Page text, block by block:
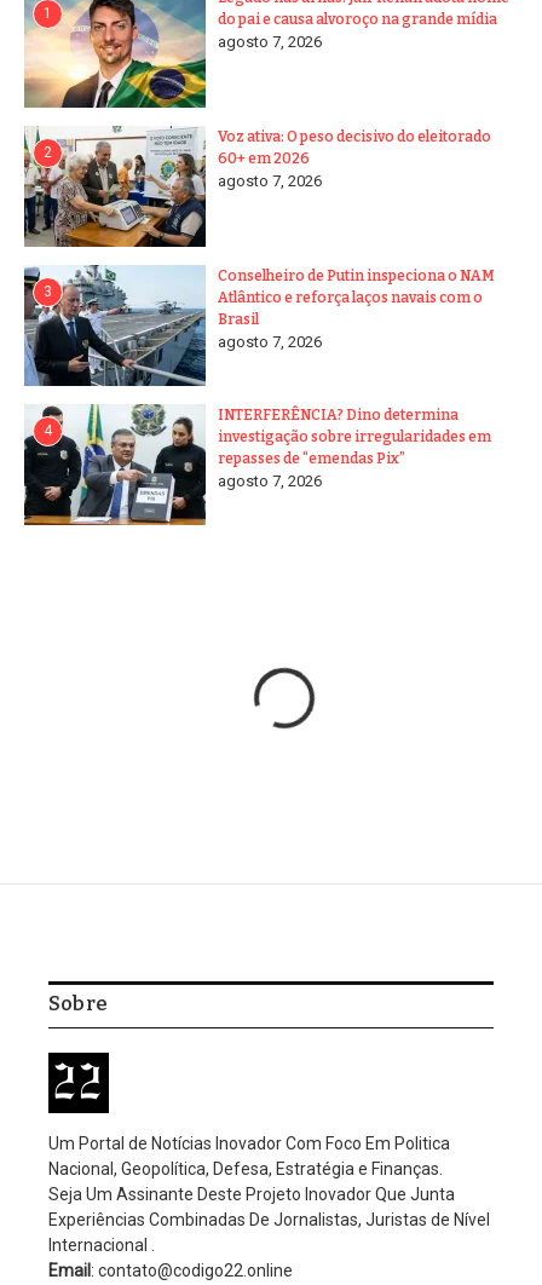
1
do pai e causa alvoroço na grande mídia
agosto 7, 2026
2
Voz ativa: O peso decisivo do eleitorado
60+ em 2026
agosto 7, 2026
3
Conselheiro de Putin inspeciona o NAM
Atlântico e reforça laços navais com o
Brasil
agosto 7, 2026
4
INTERFERÊNCIA? Dino determina
investigação sobre irregularidades em
repasses de “emendas Pix”
agosto 7, 2026
Colômbia de LÍDER DO TRÁFICO
Uncategorized
Donald Trump chama
presidente da Colômbia de
LÍDER DO TRÁFICO
PorEditorial Nenhum comentário
2 Mins Read
Atualizado: outubro 20, 2025 11:59 pm
Neste domingo (19), o presidente dos Estados Unidos, Donald